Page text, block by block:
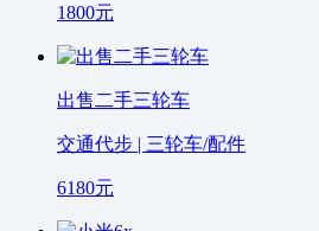
1800元
出售二手三轮车
交通代步 | 三轮车/配件
6180元